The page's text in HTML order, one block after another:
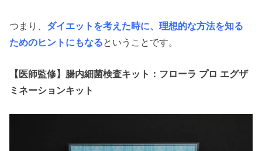
つまり、 ダイエットを考えた時に、理想的な方法を知る
ためのヒントにもなるということです。
【医師監修】腸内細菌検査キット：フローラ プロ エグザ
ミネーションキット